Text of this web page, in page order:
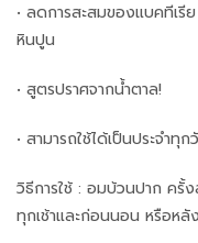
• ลดการสะสมของแบคทีเรี
หินปูน
• สูตรปราศจากน้ำตาล!
• สามารถใช้ได้เป็นประจำทุก
วิธีการใช้ : อมบ้วนปาก ครั้
ทุกเช้าและก่อนนอน หรือหลั